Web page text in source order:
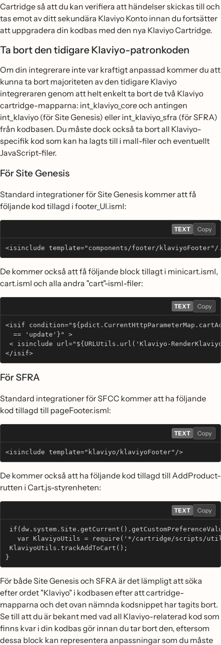
Cartridge så att du kan verifiera att händelser skickas till och
tas emot av ditt sekundära Klaviyo Konto innan du fortsätter
att uppgradera din kodbas med den nya Klaviyo Cartridge.
Ta bort den tidigare Klaviyo-patronkoden
Om din integrerare inte var kraftigt anpassad kommer du att
kunna ta bort majoriteten av den tidigare Klaviyo
integreraren genom att helt enkelt ta bort de två Klaviyo
cartridge-mapparna: int_klaviyo_core och antingen
int_klaviyo (för Site Genesis) eller int_klaviyo_sfra (för SFRA)
från kodbasen. Du måste dock också ta bort all Klaviyo-
specifik kod som kan ha lagts till i mall-filer och eventuellt
JavaScript-filer.
För Site Genesis
Standard integrationer för Site Genesis kommer att få
följande kod tillagd i footer_UI.isml:
TEXT Copy
<isinclude template="components/footer/klaviyoFooter"/
De kommer också att få följande block tillagt i minicart.isml,
cart.isml och alla andra "cart"-isml-filer:
TEXT Copy
<isif
  == 'update'}" >
< isinclude url="${URLUtils.url('Klaviyo-
</isif>
För SFRA
Standard integrationer för SFCC kommer att ha följande
kod tillagd till pageFooter.isml:
TEXT Copy
<isinclude template="klaviyo/klaviyoFooter"/>
De kommer också att ha följande kod tillagd till AddProduct-
rutten i Cart.js-styrenheten:
TEXT Copy
var KlaviyoUtils = require('*/cartridge/scripts/
KlaviyoUtils.trackAddToCart();
}
För både Site Genesis och SFRA är det lämpligt att söka
efter ordet "Klaviyo" i kodbasen efter att cartridge-
mapparna och det ovan nämnda kodsnippet har tagits bort.
Se till att du är bekant med vad all Klaviyo-relaterad kod som
finns kvar i din kodbas gör innan du tar bort den, eftersom
dessa block kan representera anpassningar som du måste